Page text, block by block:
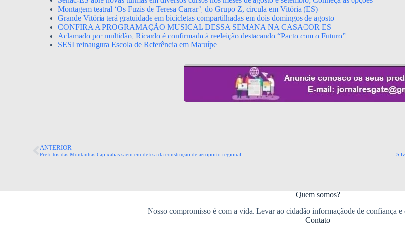
Montagem teatral ‘Os Fuzis de Teresa Carrar’, do Grupo Z, circula em Vitória (ES)
Grande Vitória terá gratuidade em bicicletas compartilhadas em dois domingos de agosto
CONFIRA A PROGRAMAÇÃO MUSICAL DESSA SEMANA NA CASACOR ES
Aclamado por multidão, Ricardo é confirmado à reeleição destacando “Pacto com o Futuro”
SESI reinaugura Escola de Referência em Maruípe
ANTERIOR
Prefeitos das Montanhas Capixabas saem em defesa da construção de aeroporto regional
Quem somos?
Nosso compromisso é com a vida. Levar ao cidadão informaçãode de confiança e
Contato